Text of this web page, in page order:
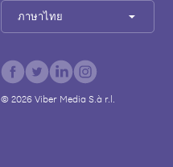
ภาษาไทย
© 2026Viber Media S.à r.l.